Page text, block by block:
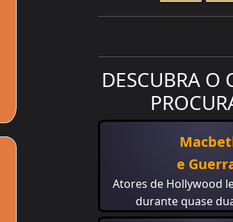
DESCUBRA O
e
Atores de Hollywood
durante quase